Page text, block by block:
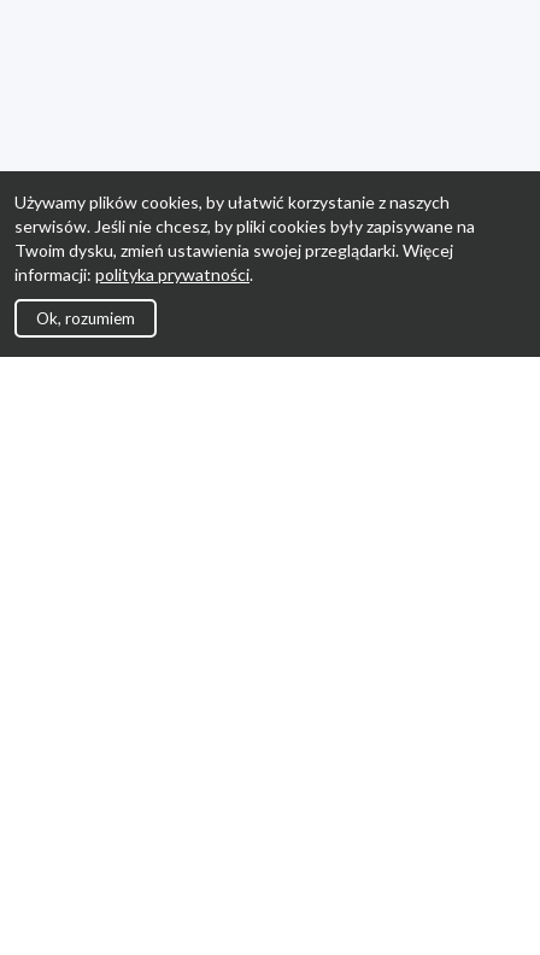
Używamy plików cookies, by ułatwić korzystanie z naszych
serwisów. Jeśli nie chcesz, by pliki cookies były zapisywane na
Twoim dysku, zmień ustawienia swojej przeglądarki. Więcej
informacji: polityka prywatności.
Ok, rozumiem